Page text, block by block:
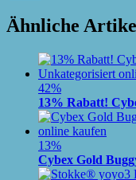
Ähnliche
42%
13% Rabatt!
13%
Cybex Gold